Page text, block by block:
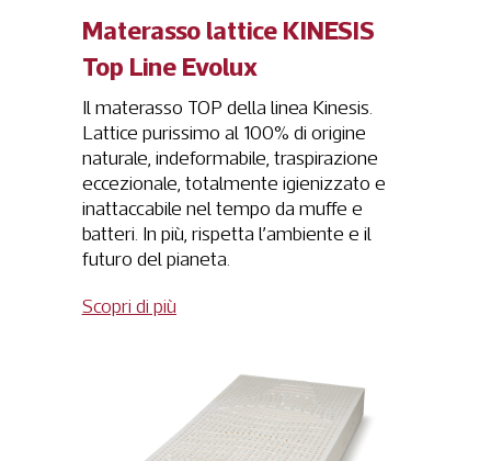
Materasso lattice KINESIS
Top Line Evolux
Il materasso TOP della linea Kinesis.
Lattice purissimo al 100% di origine
naturale, indeformabile, traspirazione
eccezionale, totalmente igienizzato e
inattaccabile nel tempo da muffe e
batteri. In più, rispetta l’ambiente e il
futuro del pianeta.
Scopri di più